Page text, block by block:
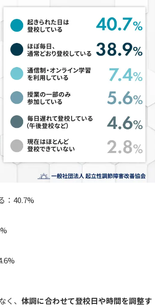
：40.7%
、 体調に合わせて登校日や時間を調整す